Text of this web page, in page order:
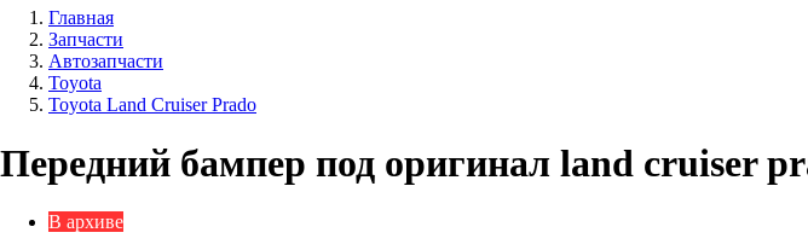
Главная
Запчасти
Автозапчасти
Toyota
Toyota Land Cruiser Prado
Передний бампер под оригинал land cruiser
В архиве